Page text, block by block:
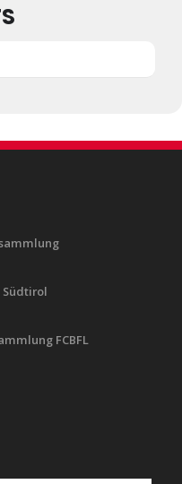
Südtirol
FCBFL